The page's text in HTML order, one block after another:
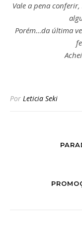
Vale a pena
Porém…da última
Por Leticia Seki